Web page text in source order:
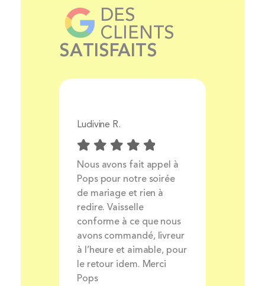
DES
CLIENTS
SATISFAITS
Ludivine R.
Nous avons fait appel à
Pops pour notre soirée
de mariage et rien à
redire. Vaisselle
conforme à ce que nous
avons commandé, livreur
à l’heure et aimable, pour
le retour idem. Merci
Pops